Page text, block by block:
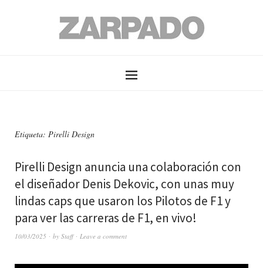
Etiqueta: Pirelli Design
Pirelli Design anuncia una colaboración con
el diseñador Denis Dekovic, con unas muy
lindas caps que usaron los Pilotos de F1 y
para ver las carreras de F1, en vivo!
10/03/2025 by Staff Leave a comment